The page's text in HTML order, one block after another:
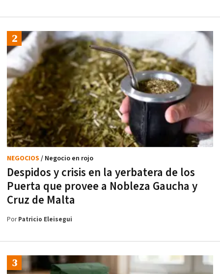
Despidos y crisis en la yerbatera de los
Puerta que provee a Nobleza Gaucha y
Cruz de Malta
NEGOCIOS / Negocio en rojo
PorPatricio Eleisegui